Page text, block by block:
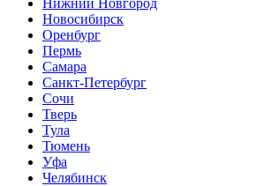
Новосибирск
Оренбург
Пермь
Самара
Санкт-Петербург
Сочи
Тверь
Тула
Тюмень
Уфа
Челябинск